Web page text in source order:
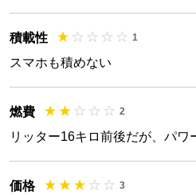
積載性 1
スマホも積めない
燃費 2
リッター16キロ前後だが、パワ
価格 3